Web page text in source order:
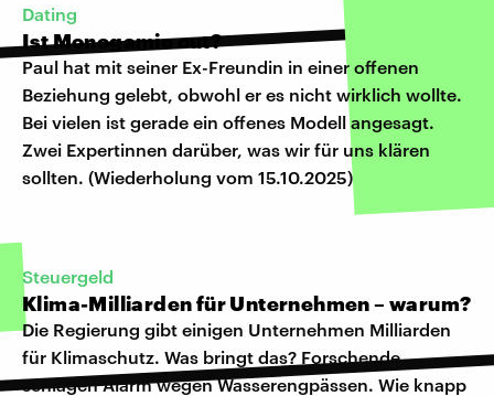
Dating
Ist Monogamie out?
Paul hat mit seiner Ex-Freundin in einer offenen
Beziehung gelebt, obwohl er es nicht wirklich wollte.
Bei vielen ist gerade ein offenes Modell angesagt.
Zwei Expertinnen darüber, was wir für uns klären
sollten. (Wiederholung vom 15.10.2025)
Steuergeld
Klima-Milliarden für Unternehmen – warum?
Die Regierung gibt einigen Unternehmen Milliarden
für Klimaschutz. Was bringt das? Forschende
schlagen Alarm wegen Wasserengpässen. Wie knapp